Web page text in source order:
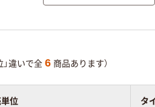
」違いで全 6 商品あります）
位 タ